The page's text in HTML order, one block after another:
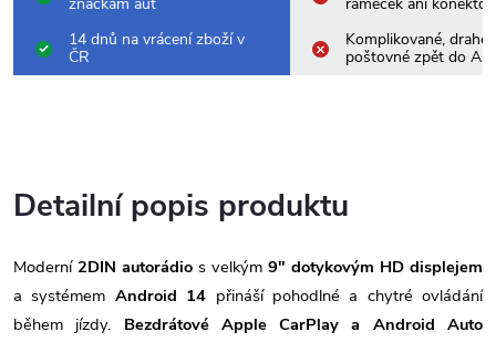
14 dnů na vrácení zboží v
ČR
Komplikované, drahé
poštovné zpět do
Detailní popis produktu
Moderní 2DIN autorádio s velkým 9" dotykovým HD displejem
a systémem Android 14 přináší pohodlné a chytré ovládání
během jízdy. Bezdrátové Apple CarPlay a Android Auto